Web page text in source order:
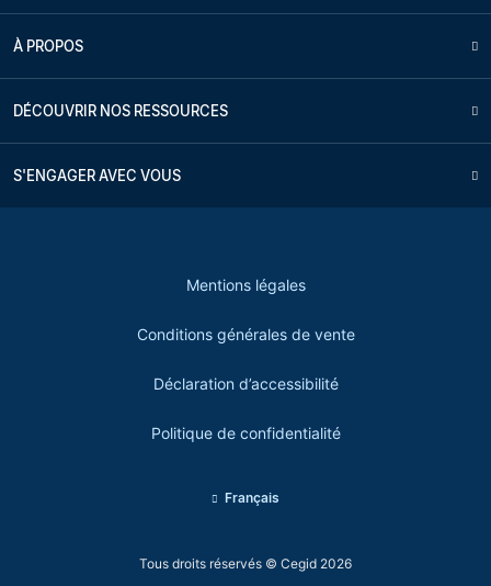
À PROPOS
DÉCOUVRIR NOS RESSOURCES
S'ENGAGER AVEC VOUS
Tous droits réservés © Cegid 2026
Mentions légales
Conditions générales de vente
Déclaration d’accessibilité
Politique de confidentialité
Français